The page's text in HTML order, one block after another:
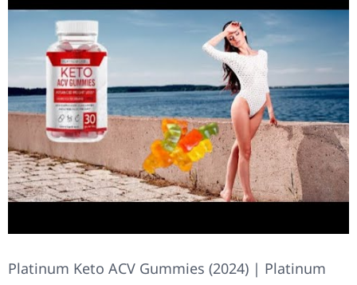
Platinum Keto ACV Gummies (2024) | Platinum